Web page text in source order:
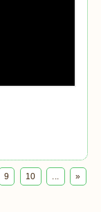
9 10 ... »